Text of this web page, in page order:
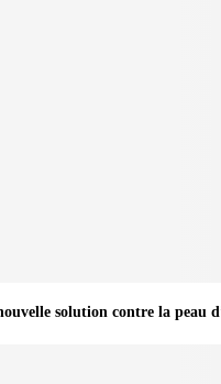
solution contre la peau